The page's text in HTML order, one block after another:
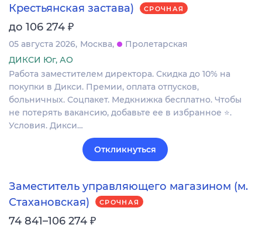
Крестьянская застава)
СРОЧНАЯ
до 106 274 ₽
05 августа 2026 Москва
Пролетарская
ДИКСИ Юг, АО
Работа заместителем директора. Скидка до 10% на
покупки в Дикси. Премии, оплата отпусков,
больничных. Соцпакет. Медкнижка бесплатно. Чтобы
не потерять вакансию, добавьте ее в избранное ⭐.
Условия. Дикси…
Откликнуться
Заместитель управляющего магазином (м.
Стахановская)
СРОЧНАЯ
74 841–106 274 ₽